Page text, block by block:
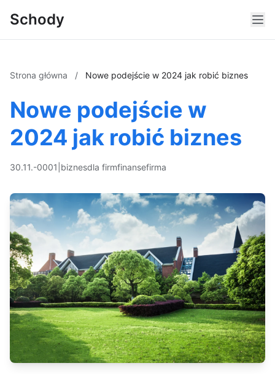
Schody
Strona główna / Nowe podejście w 2024 jak robić biznes
Nowe podejście w
2024 jak robić biznes
30.11.-0001 biznesdla firmfinansefirma